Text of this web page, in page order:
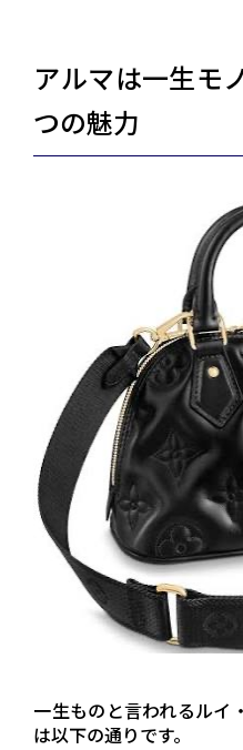
アルマは一生モ
つの魅力
一生ものと言われるルイ
は以下の通りです。